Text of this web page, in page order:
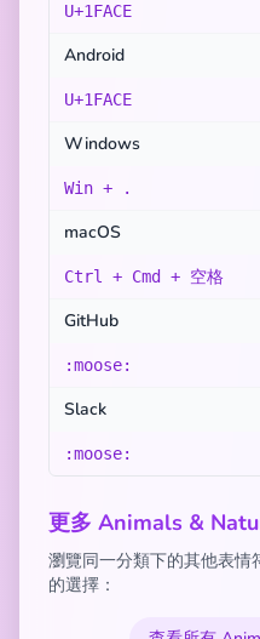
U+1FACE
Android
U+1FACE
Windows
Win + .
macOS
Ctrl + Cmd + 空格
GitHub
:moose:
Slack
:moose:
更多 Animals &
瀏覽同一分類下的其他表
的選擇：